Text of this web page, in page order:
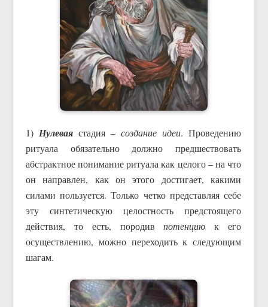
1)Нулеваястадия –создание идеи. Проведению
ритуала обязательно должно предшествовать
абстрактное понимание ритуала как целого – на что
он направлен, как он этого достигает, какими
силами пользуется. Только четко представляя себе
эту синтетическую целостность предстоящего
действия, то есть, породивпотенцию к его
осуществлению, можно переходить к следующим
шагам.